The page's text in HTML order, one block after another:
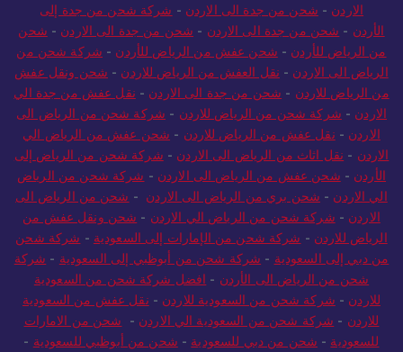
الاردن - شحن من جدة الى الاردن - شركة شحن من جدة إلى
الأردن - شحن من جدة الى الاردن - شحن من جدة الى الاردن - شحن
من الرياض للأردن - شحن عفش من الرياض للأردن - شركة شحن من
الرياض الى الاردن - نقل العفش من الرياض للاردن - شحن ونقل عفش
من الرياض للاردن - شحن من جدة الى الاردن - نقل عفش من جدة الي
الاردن - شركة شحن من الرياض للاردن - شركة شحن من الرياض الى
الاردن - نقل عفش من الرياض للاردن - شحن عفش من الرياض الي
الاردن - نقل اثاث من الرياض الى الاردن - شركة شحن من الرياض إلى
الأردن - شحن عفش من الرياض الى الاردن - شركة شحن من الرياض
الي الاردن - شحن بري من الرياض الى الاردن - شحن من الرياض الى
الاردن - شركة شحن من الرياض الي الاردن - شحن ونقل عفش من
الرياض للاردن - شركة شحن من الإمارات إلى السعودية - شركة شحن
من دبي إلى السعودية - شركة شحن من أبوظبي إلى السعودية - شركة
شحن من الرياض الى الأردن - افضل شركة شحن من السعودية
للاردن - شركة شحن من السعودية للاردن - نقل عفش من السعودية
للاردن - شركة شحن من السعودية الي الاردن - شحن من الامارات
للسعودية - شحن من دبي للسعودية - شحن من أبوظبي للسعودية -